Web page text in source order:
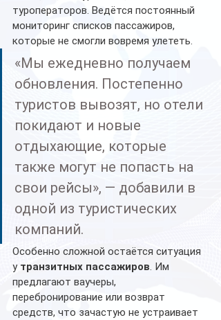
туроператоров. Ведётся постоянный
мониторинг списков пассажиров,
которые не смогли вовремя улететь.
«Мы ежедневно получаем
обновления. Постепенно
туристов вывозят, но отели
покидают и новые
отдыхающие, которые
также могут не попасть на
свои рейсы», — добавили в
одной из туристических
компаний.
Особенно сложной остаётся ситуация
у транзитных пассажиров. Им
предлагают ваучеры,
перебронирование или возврат
средств, что зачастую не устраивает